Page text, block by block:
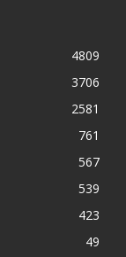
4809
3706
2581
761
567
539
423
49